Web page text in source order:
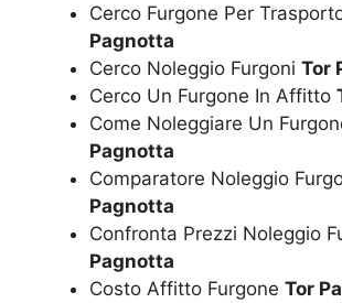
Cerco Furgone Per
Pagnotta
Cerco Noleggio Furgoni Tor
Cerco Un Furgone In Affitto
Come Noleggiare Un
Pagnotta
Comparatore Noleggio
Pagnotta
Confronta Prezzi Noleggio
Pagnotta
Costo Affitto Furgone Tor